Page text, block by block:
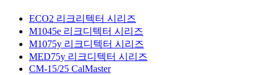
ECO2 리크리텍터 시리즈
M1045e 리크디텍터 시리즈
M1075y 리크디텍터 시리즈
MED75y 리크디텍터 시리즈
CM-15/25 CalMaster